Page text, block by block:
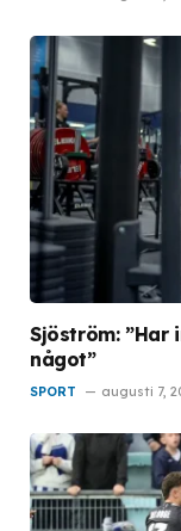
Sjöström:
något”
SPORT augusti 7,